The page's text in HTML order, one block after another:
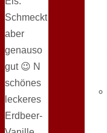
Schmeckt
aber
genauso
gut 😉 N
schönes
leckeres
Erdbeer-